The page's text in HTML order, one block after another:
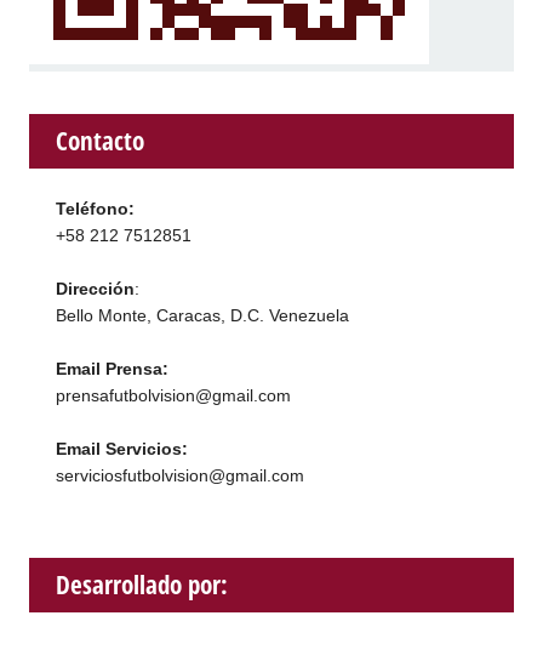
Contacto
Teléfono:
+58 212 7512851
Dirección:
Bello Monte, Caracas, D.C. Venezuela
Email Prensa:
prensafutbolvision@gmail.com
Email Servicios:
serviciosfutbolvision@gmail.com
Desarrollado por: